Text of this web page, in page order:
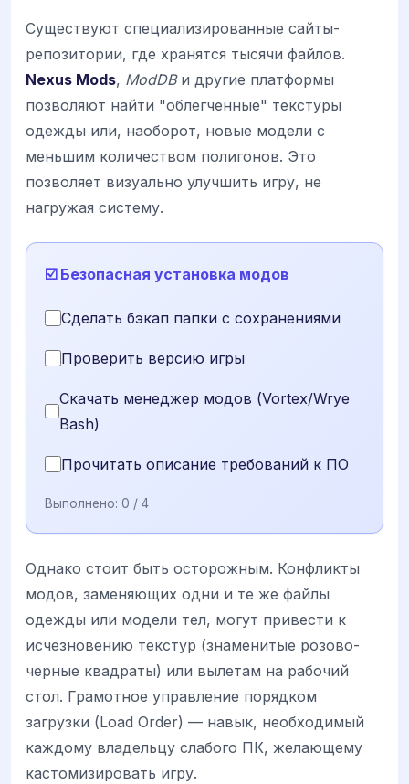
Существуют специализированные сайты-
репозитории, где хранятся тысячи файлов.
Nexus Mods, ModDBи другие платформы
позволяют найти "облегченные" текстуры
одежды или, наоборот, новые модели с
меньшим количеством полигонов. Это
позволяет визуально улучшить игру, не
нагружая систему.
☑️ Безопасная установка модов
Сделать бэкап папки с сохранениями
Проверить версию игры
Скачать менеджер модов (Vortex/Wrye
Bash)
Прочитать описание требований к ПО
Выполнено: 0 / 4
Однако стоит быть осторожным. Конфликты
модов, заменяющих одни и те же файлы
одежды или модели тел, могут привести к
исчезновению текстур (знаменитые розово-
черные квадраты) или вылетам на рабочий
стол. Грамотное управление порядком
загрузки (Load Order) — навык, необходимый
каждому владельцу слабого ПК, желающему
кастомизировать игру.